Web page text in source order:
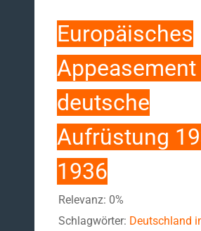
Europäisches
Appeasement
deutsche
Aufrüstung
1936
Relevanz: 0%
Schlagwörter: Deutschland